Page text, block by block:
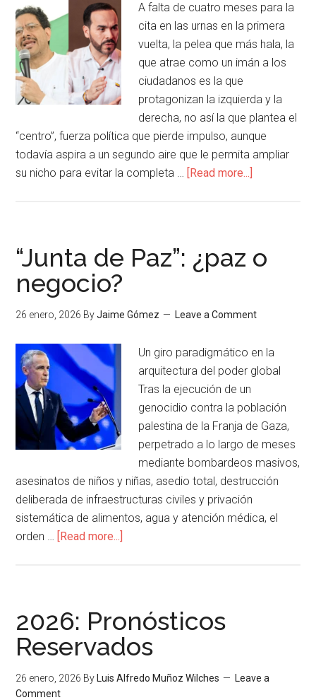
A falta de cuatro meses para la
cita en las urnas en la primera
vuelta, la pelea que más hala, la
que atrae como un imán a los
ciudadanos es la que
protagonizan la izquierda y la
derecha, no así la que plantea el
“centro”, fuerza política que pierde impulso, aunque
todavía aspira a un segundo aire que le permita ampliar
su nicho para evitar la completa … [Read more...]
“Junta de Paz”: ¿paz o
negocio?
26 enero, 2026 ByJaime Gómez Leave a Comment
Un giro paradigmático en la
arquitectura del poder global
Tras la ejecución de un
genocidio contra la población
palestina de la Franja de Gaza,
perpetrado a lo largo de meses
mediante bombardeos masivos,
asesinatos de niños y niñas, asedio total, destrucción
deliberada de infraestructuras civiles y privación
sistemática de alimentos, agua y atención médica, el
orden … [Read more...]
2026: Pronósticos
Reservados
26 enero, 2026 By Luis Alfredo Muñoz Wilches
Leave a
Comment